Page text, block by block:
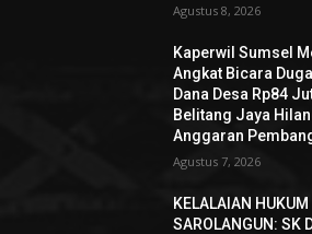
Agustus 8, 2026
Kaperwil Sumsel
Angkat Bicara
Dana Desa Rp84
Belitang Jaya
Anggaran
Agustus 7, 2026
KELALAIAN
SAROLANGUN: SK